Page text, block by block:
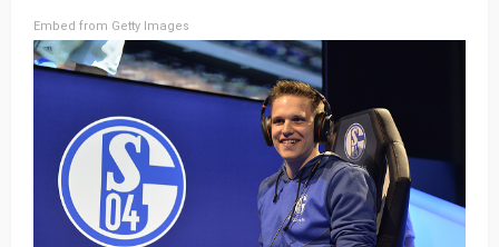
Embed from Getty Images